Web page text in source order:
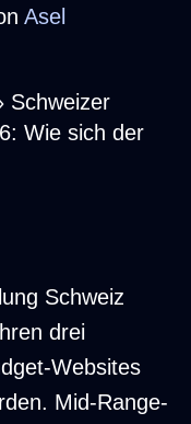
Asel
Schweizer
Wie sich der
Schweiz
drei
Websites
Mid-Range-